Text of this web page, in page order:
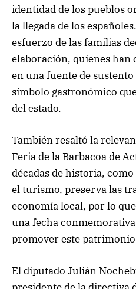
identidad de los pueblos
la llegada de los
esfuerzo de las familias
elaboración, quienes
en una fuente de
símbolo gastronómico
del estado.
También resaltó la
Feria de la Barbacoa de
décadas de historia,
el turismo, preserva las
economía local, por lo
una fecha
promover este
El diputado Julián